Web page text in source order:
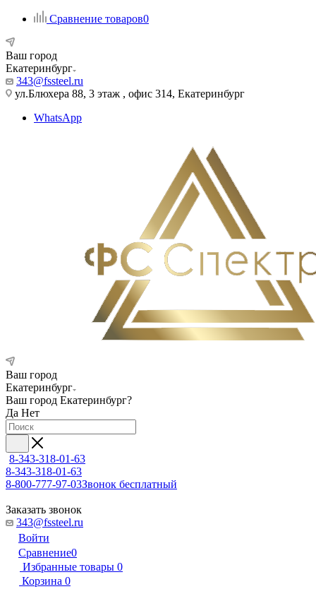
Сравнение товаров0
Ваш город
Екатеринбург
343@fssteel.ru
ул.Блюхера 88, 3 этаж , офис 314, Екатеринбург
WhatsApp
Ваш город
Екатеринбург
Ваш город Екатеринбург?
Да Нет
8-343-318-01-63
8-343-318-01-63
8-800-777-97-03Звонок бесплатный
Заказать звонок
343@fssteel.ru
Войти
Сравнение0
Избранные товары 0
Корзина 0